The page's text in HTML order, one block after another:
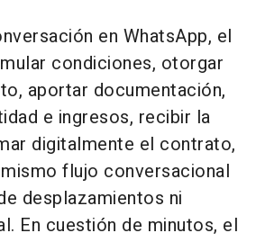
en WhatsApp, el
condiciones, otorgar
aportar documentación,
e ingresos, recibir la
digitalmente el contrato,
flujo conversacional
desplazamientos ni
En cuestión de minutos, el